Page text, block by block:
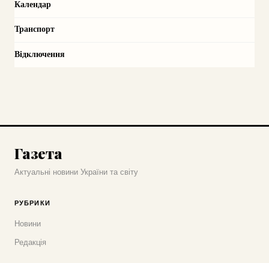
Календар
Транспорт
Відключення
Газета
Актуальні новини України та світу
РУБРИКИ
Новини
Редакція